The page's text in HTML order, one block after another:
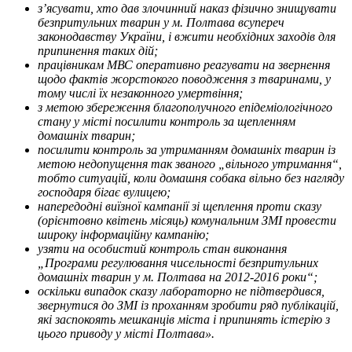
з’ясувати, хто дав злочинний наказ фізично знищувати
безпритульних тварин у м. Полтава всупереч
законодавству України, і вжити необхідних заходів для
припинення таких дій;
працівникам МВС оперативно реагувати на звернення
щодо фактів жорстокого поводження з тваринами, у
тому числі їх незаконного умертвіння;
з метою збереження благополучного епідеміологічного
стану у місті посилити контроль за щепленням
домашніх тварин;
посилити контроль за утриманням домашніх тварин із
метою недопущення так званого „вільного утримання“,
тобто ситуацій, коли домашня собака вільно без нагляду
господаря бігає вулицею;
напередодні виїзної кампанії зі щеплення проти сказу
(орієнтовно квітень місяць) комунальним ЗМІ провести
широку інформаційну кампанію;
узяти на особистий контроль стан виконання
„Програми регулювання чисельності безпритульних
домашніх тварин у м. Полтава на 2012-2016 роки“;
оскільки випадок сказу лабораторно не підтвердився,
звернутися до ЗМІ із проханням зробити ряд публікацій,
які заспокоять мешканців міста і припинять істерію з
цього приводу у місті Полтава».